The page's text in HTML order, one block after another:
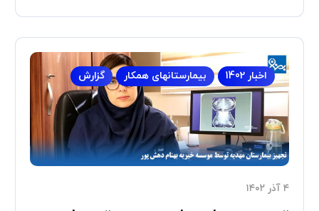
اخبار 1402 بیمارستانهای همکار گزارش
۴ آذر ۱۴۰۲